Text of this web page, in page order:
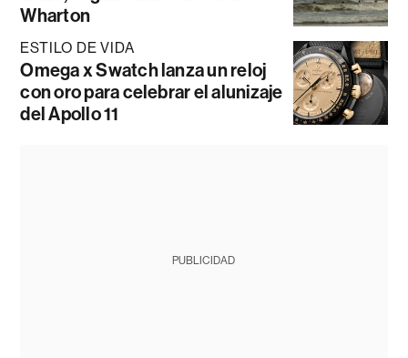
Wharton
ESTILO DE VIDA
Omega x Swatch lanza un reloj
con oro para celebrar el alunizaje
del Apollo 11
PUBLICIDAD